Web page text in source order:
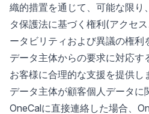
織的措置を通じて、可能な限り
タ保護法に基づく権利(アクセ
ータビリティおよび異議の権
データ主体からの要求に対応す
お客様に合理的な支援を提供し
データ主体が顧客個人データに
OneCalに直接連絡した場合、